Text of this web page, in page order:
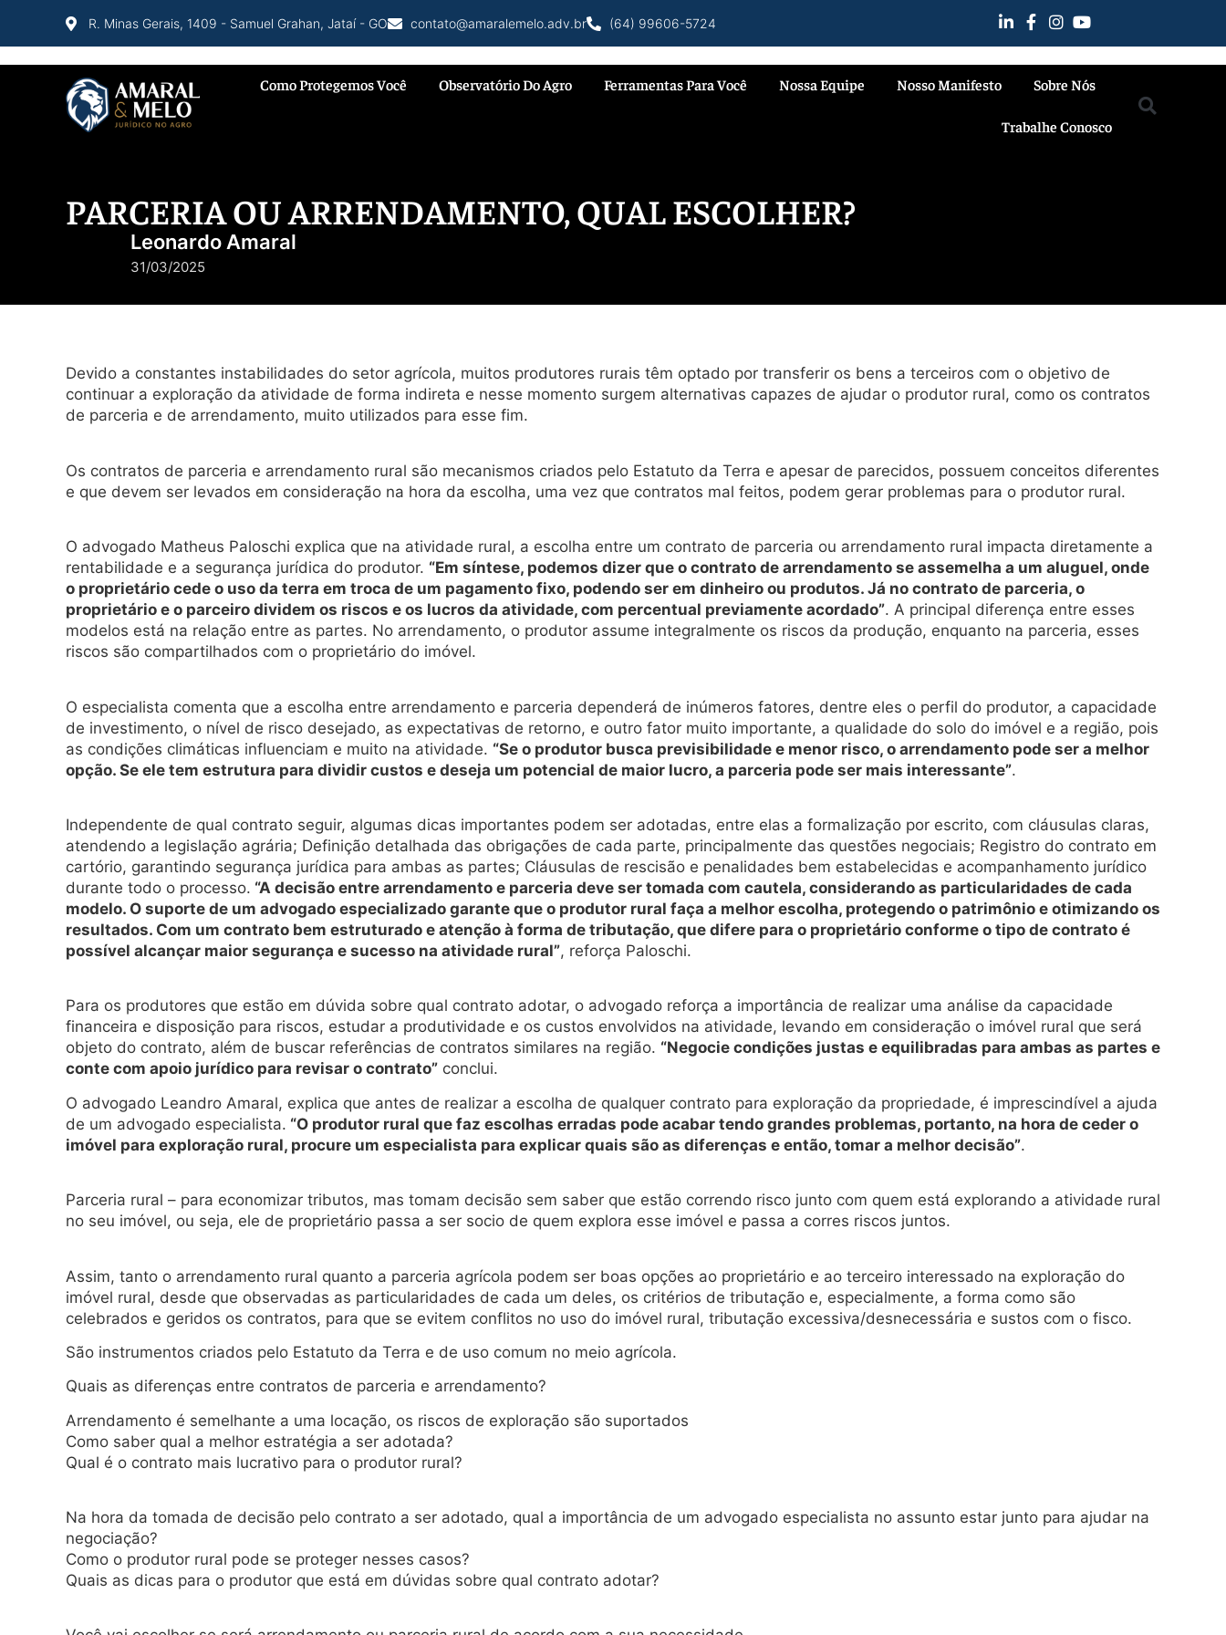
R. Minas Gerais, 1409 - Samuel Grahan, Jataí - GO contato@amaralemelo.adv.br (64) 99606-5724
Como Protegemos Você Observatório Do Agro Ferramentas Para Você Nossa Equipe Nosso Manifesto Sobre Nós
Trabalhe Conosco
PARCERIA OU ARRENDAMENTO, QUAL ESCOLHER?
Leonardo Amaral
31/03/2025
Devido a constantes instabilidades do setor agrícola, muitos produtores rurais têm optado por transferir os bens a terceiros com o objetivo de
continuar a exploração da atividade de forma indireta e nesse momento surgem alternativas capazes de ajudar o produtor rural, como os contratos
de parceria e de arrendamento, muito utilizados para esse fim.
Os contratos de parceria e arrendamento rural são mecanismos criados pelo Estatuto da Terra e apesar de parecidos, possuem conceitos diferentes
e que devem ser levados em consideração na hora da escolha, uma vez que contratos mal feitos, podem gerar problemas para o produtor rural.
O advogado Matheus Paloschi explica que na atividade rural, a escolha entre um contrato de parceria ou arrendamento rural impacta diretamente a
rentabilidade e a segurança jurídica do produtor. “Em síntese, podemos dizer que o contrato de arrendamento se assemelha a um aluguel, onde
o proprietário cede o uso da terra em troca de um pagamento fixo, podendo ser em dinheiro ou produtos. Já no contrato de parceria, o
proprietário e o parceiro dividem os riscos e os lucros da atividade, com percentual previamente acordado”. A principal diferença entre esses
modelos está na relação entre as partes. No arrendamento, o produtor assume integralmente os riscos da produção, enquanto na parceria, esses
riscos são compartilhados com o proprietário do imóvel.
O especialista comenta que a escolha entre arrendamento e parceria dependerá de inúmeros fatores, dentre eles o perfil do produtor, a capacidade
de investimento, o nível de risco desejado, as expectativas de retorno, e outro fator muito importante, a qualidade do solo do imóvel e a região, pois
as condições climáticas influenciam e muito na atividade. “Se o produtor busca previsibilidade e menor risco, o arrendamento pode ser a melhor
opção. Se ele tem estrutura para dividir custos e deseja um potencial de maior lucro, a parceria pode ser mais interessante”.
Independente de qual contrato seguir, algumas dicas importantes podem ser adotadas, entre elas a formalização por escrito, com cláusulas claras,
atendendo a legislação agrária; Definição detalhada das obrigações de cada parte, principalmente das questões negociais; Registro do contrato em
cartório, garantindo segurança jurídica para ambas as partes; Cláusulas de rescisão e penalidades bem estabelecidas e acompanhamento jurídico
durante todo o processo. “A decisão entre arrendamento e parceria deve ser tomada com cautela, considerando as particularidades de cada
modelo. O suporte de um advogado especializado garante que o produtor rural faça a melhor escolha, protegendo o patrimônio e otimizando os
resultados. Com um contrato bem estruturado e atenção à forma de tributação, que difere para o proprietário conforme o tipo de contrato é
possível alcançar maior segurança e sucesso na atividade rural”, reforça Paloschi.
Para os produtores que estão em dúvida sobre qual contrato adotar, o advogado reforça a importância de realizar uma análise da capacidade
financeira e disposição para riscos, estudar a produtividade e os custos envolvidos na atividade, levando em consideração o imóvel rural que será
objeto do contrato, além de buscar referências de contratos similares na região. “Negocie condições justas e equilibradas para ambas as partes e
conte com apoio jurídico para revisar o contrato” conclui.
O advogado Leandro Amaral, explica que antes de realizar a escolha de qualquer contrato para exploração da propriedade, é imprescindível a ajuda
de um advogado especialista. “O produtor rural que faz escolhas erradas pode acabar tendo grandes problemas, portanto, na hora de ceder o
imóvel para exploração rural, procure um especialista para explicar quais são as diferenças e então, tomar a melhor decisão”.
Parceria rural – para economizar tributos, mas tomam decisão sem saber que estão correndo risco junto com quem está explorando a atividade rural
no seu imóvel, ou seja, ele de proprietário passa a ser socio de quem explora esse imóvel e passa a corres riscos juntos.
Assim, tanto o arrendamento rural quanto a parceria agrícola podem ser boas opções ao proprietário e ao terceiro interessado na exploração do
imóvel rural, desde que observadas as particularidades de cada um deles, os critérios de tributação e, especialmente, a forma como são
celebrados e geridos os contratos, para que se evitem conflitos no uso do imóvel rural, tributação excessiva/desnecessária e sustos com o fisco.
São instrumentos criados pelo Estatuto da Terra e de uso comum no meio agrícola.
Quais as diferenças entre contratos de parceria e arrendamento?
Arrendamento é semelhante a uma locação, os riscos de exploração são suportados
Como saber qual a melhor estratégia a ser adotada?
Qual é o contrato mais lucrativo para o produtor rural?
Na hora da tomada de decisão pelo contrato a ser adotado, qual a importância de um advogado especialista no assunto estar junto para ajudar na
negociação?
Como o produtor rural pode se proteger nesses casos?
Quais as dicas para o produtor que está em dúvidas sobre qual contrato adotar?